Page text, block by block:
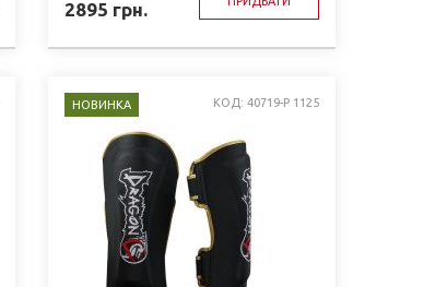
2895 грн.
НОВИНКА КОД: 40719-Р 1125